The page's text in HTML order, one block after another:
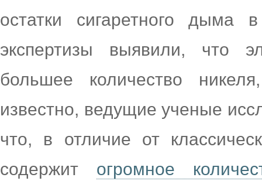
остатки сигаретного
экспертизы выявили, что
большее количество
известно, ведущие ученые
что, в отличие от
содержит огромное